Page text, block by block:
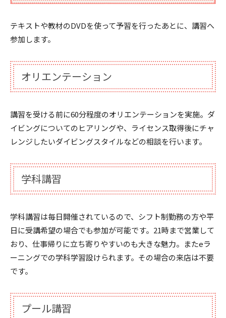
テキストや教材のDVDを使って予習を行ったあとに、講習へ
参加します。
オリエンテーション
講習を受ける前に60分程度のオリエンテーションを実施。ダ
イビングについてのヒアリングや、ライセンス取得後にチャ
レンジしたいダイビングスタイルなどの相談を行います。
学科講習
学科講習は毎日開催されているので、シフト制勤務の方や平
日に受講希望の場合でも参加が可能です。21時まで営業して
おり、仕事帰りに立ち寄りやすいのも大きな魅力。またeラ
ーニングでの学科学習設けられます。その場合の来店は不要
です。
プール講習